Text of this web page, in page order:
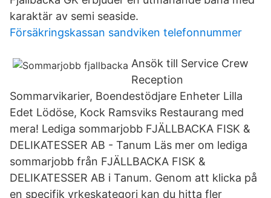
karaktär av semi seaside.
Försäkringskassan sandviken telefonnummer
Ansök till Service Crew
Reception
Sommarvikarier, Boendestödjare Enheter Lilla
Edet Lödöse, Kock Ramsviks Restaurang med
mera! Lediga sommarjobb FJÄLLBACKA FISK &
DELIKATESSER AB - Tanum Läs mer om lediga
sommarjobb från FJÄLLBACKA FISK &
DELIKATESSER AB i Tanum. Genom att klicka på
en specifik yrkeskategori kan du hitta fler